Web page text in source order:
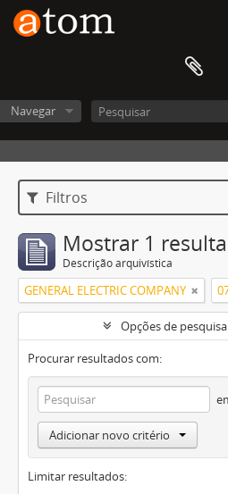
Navegar
Filtros
Mostrar 1
Descrição arquivística
GENERAL ELECTRIC COMPANY
Opções de
Procurar resultados com:
Adicionar novo critério
Limitar resultados: